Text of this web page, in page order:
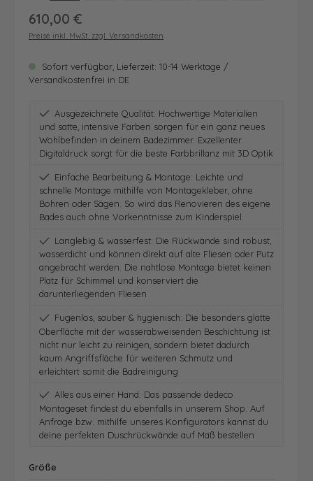
Regulärer Preis:
610,00 €
Preise inkl. MwSt. zzgl. Versandkosten
Sofort verfügbar, Lieferzeit: 10-14 Werktage /
Versandkostenfrei in DE
Ausgezeichnete Qualität: Hochwertige Materialien
und satte, intensive Farben sorgen für ein ganz neues
Wohlbefinden in deinem Badezimmer. Exzellenter
Digitaldruck sorgt für die beste Farbbrillanz mit 3D Optik
Einfache Bearbeitung & Montage: Leichte und
schnelle Montage mithilfe von Montagekleber, ohne
Bohren oder Sägen. So wird das Renovieren des eigene
Bades auch ohne Vorkenntnisse zum Kinderspiel.
Langlebig & wasserfest: Die Rückwände sind robust,
wasserdicht und können direkt auf alte Fliesen oder Putz
angebracht werden. Die nahtlose Montage bietet keinen
Platz für Schimmel und konserviert die
darunterliegenden Fliesen
Fugenlos, sauber & hygienisch: Die besonders glatte
Oberfläche mit der wasserabweisenden Beschichtung ist
nicht nur leicht zu reinigen, sondern bietet dadurch
kaum Angriffsfläche für weiteren Schmutz und
erleichtert somit die Badreinigung
Alles aus einer Hand: Das passende dedeco
Montageset findest du ebenfalls in unserem Shop. Auf
Anfrage bzw. mithilfe unseres Konfigurators kannst du
deine perfekten Duschrückwände auf Maß bestellen
Größe